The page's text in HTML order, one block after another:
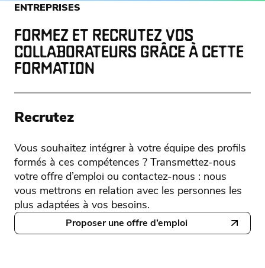
ENTREPRISES
FORMEZ ET RECRUTEZ VOS
COLLABORATEURS GRÂCE À CETTE
FORMATION
Recrutez
Vous souhaitez intégrer à votre équipe des profils
formés à ces compétences ? Transmettez-nous
votre offre d’emploi ou contactez-nous : nous
vous mettrons en relation avec les personnes les
plus adaptées à vos besoins.
Proposer une offre d’emploi